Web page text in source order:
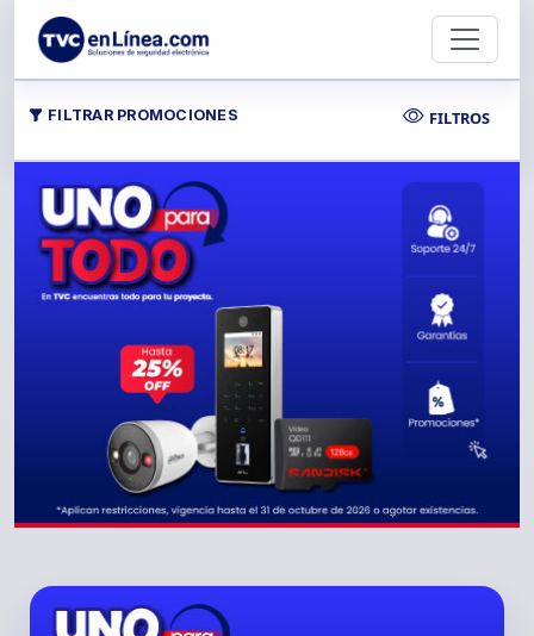
Skip to main content
FILTRAR PROMOCIONES FILTROS